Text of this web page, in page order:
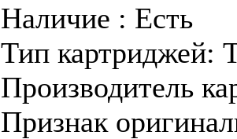
Наличие : Есть
Тип картриджей:
Производитель
Признак